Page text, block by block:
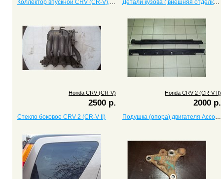
Коллектор впускной CRV (CR-V), двигатель B20B
Honda CRV (CR-V)
2500 р.
Детали кузова ( внешняя отделка) CRV 2 (CR-V II)
Honda CRV 2 (CR-V II)
2000 р.
Стекло боковое CRV 2 (CR-V II) Подушка (опора) двигателя Accord 7